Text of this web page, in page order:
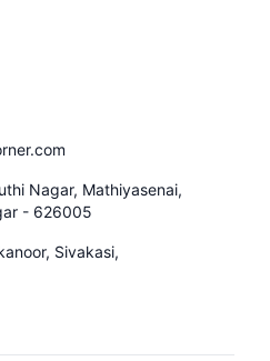
Nagar, Mathiyasenai,
- 626005
Sivakasi,